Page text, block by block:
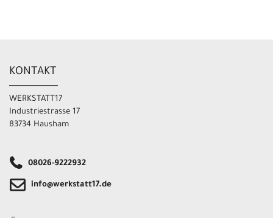
KONTAKT
WERKSTATT17
Industriestrasse 17
83734 Hausham
08026-9222932
info@werkstatt17.de